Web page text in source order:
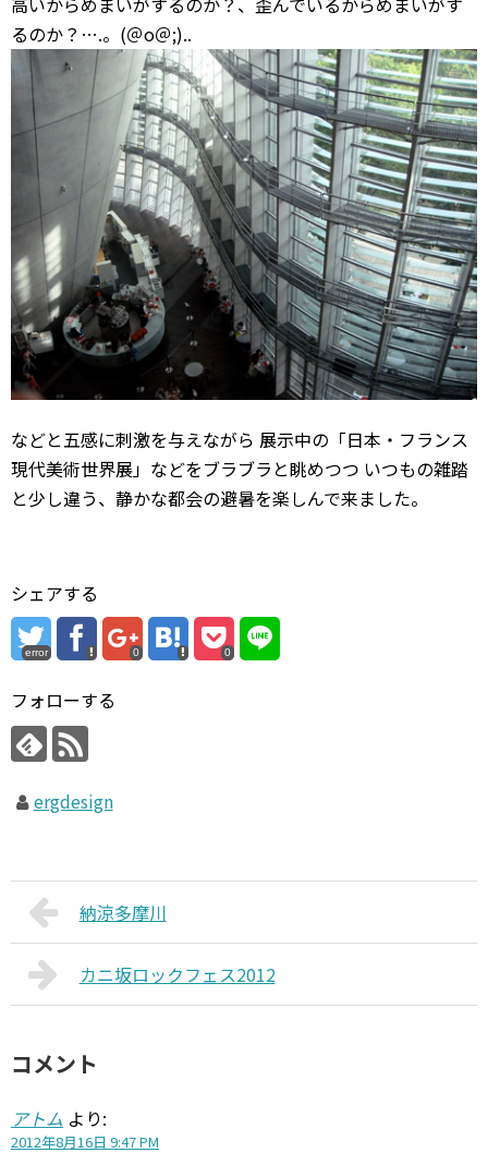
るのか？….。(＠o＠;)..
などと五感に刺激を与えながら 展示中の「日本・フランス
現代美術世界展」などをブラブラと眺めつつ いつもの雑踏
と少し違う、静かな都会の避暑を楽しんで来ました。
シェアする
error 0 0
フォローする
ergdesign
納涼多摩川
カニ坂ロックフェス2012
コメント
アトム より:
2012年8月16日 9:47 PM